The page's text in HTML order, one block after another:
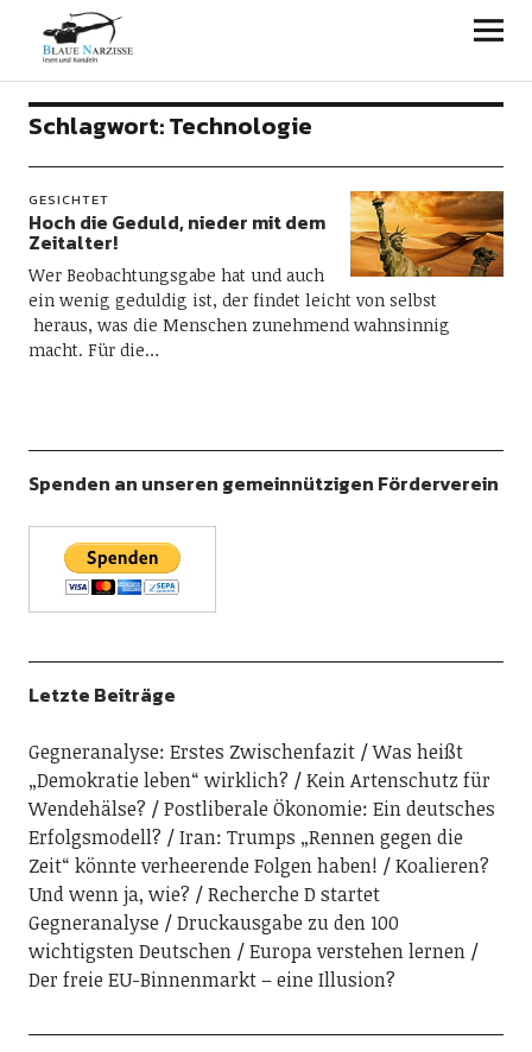
Blaue Narzisse
Schlagwort:Technologie
GESICHTET
Hoch die Geduld, nieder mit dem
Zeitalter!
Wer Beobachtungsgabe hat und auch
ein wenig geduldig ist, der findet leicht von selbst
heraus, was die Menschen zunehmend wahnsinnig
macht. Für die…
Spenden an unseren gemeinnützigen Förderverein
Letzte Beiträge
Gegneranalyse: Erstes Zwischenfazit
Was heißt
„Demokratie leben“ wirklich?
Kein Artenschutz für
Wendehälse?
Postliberale Ökonomie: Ein deutsches
Erfolgsmodell?
Iran: Trumps „Rennen gegen die
Zeit“ könnte verheerende Folgen haben!
Koalieren?
Und wenn ja, wie?
Recherche D startet
Gegneranalyse
Druckausgabe zu den 100
wichtigsten Deutschen
Europa verstehen lernen
Der freie EU-Binnenmarkt – eine Illusion?